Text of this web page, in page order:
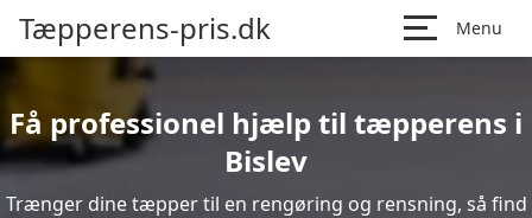
Tæpperens-pris.dk Menu
Få professionel hjælp til tæpperens i
Bislev
Trænger dine tæpper til en rengøring og rensning, så find